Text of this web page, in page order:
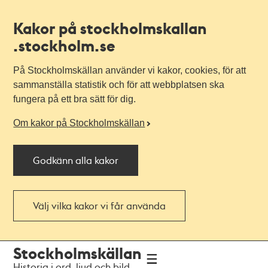
Kakor på stockholmskallan
.stockholm.se
På Stockholmskällan använder vi kakor, cookies, för att
sammanställa statistik och för att webbplatsen ska
fungera på ett bra sätt för dig.
Om kakor på Stockholmskällan
Godkänn alla kakor
Välj vilka kakor vi får använda
navigationen
huvudinnehållet
Stockholmskällan